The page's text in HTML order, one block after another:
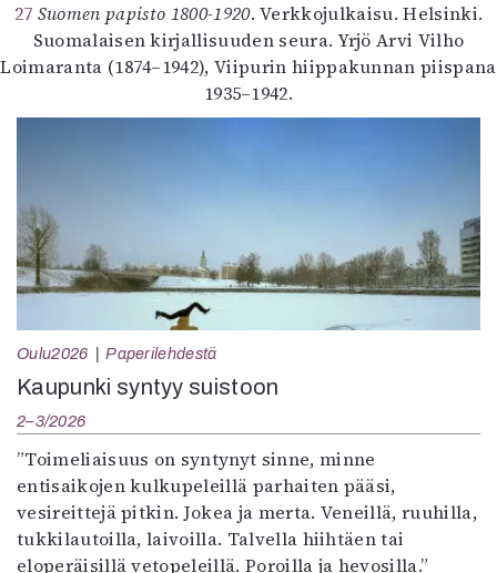
27 Suomen papisto 1800-1920. Verkkojulkaisu. Helsinki.
Suomalaisen kirjallisuuden seura. Yrjö Arvi Vilho
Loimaranta (1874–1942), Viipurin hiippakunnan piispana
1935–1942.
Oulu2026 Paperilehdestä
Kaupunki syntyy suistoon
2–3/2026
”Toimeliaisuus on syntynyt sinne, minne
entisaikojen kulkupeleillä parhaiten pääsi,
vesireittejä pitkin. Jokea ja merta. Veneillä, ruuhilla,
tukkilautoilla, laivoilla. Talvella hiihtäen tai
eloperäisillä vetopeleillä. Poroilla ja hevosilla.”